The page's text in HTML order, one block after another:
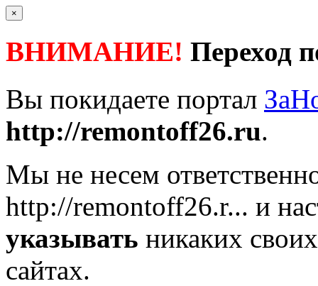
×
ВНИМАНИЕ! Переход
Вы покидаете портал
http://remontoff26.ru.
Мы не несем
http://remontoff26.r... и
указывать никаких
сайтах.